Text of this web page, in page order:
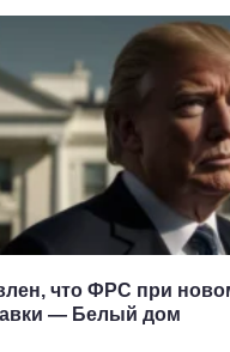
что ФРС при
— Белый дом